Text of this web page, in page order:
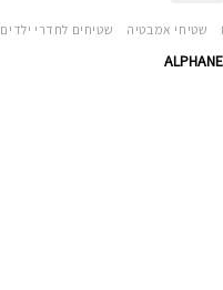
שטיחי אמבטיה שטיחים לחדרי ילדים